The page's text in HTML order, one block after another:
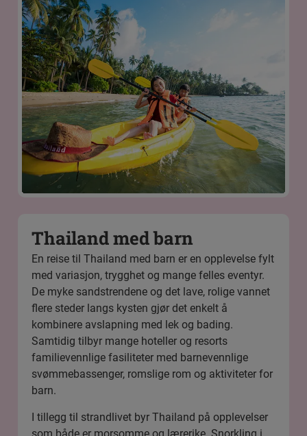
Thailand med barn
En reise til Thailand med barn er en opplevelse fylt
med variasjon, trygghet og mange felles eventyr.
De myke sandstrendene og det lave, rolige vannet
flere steder langs kysten gjør det enkelt å
kombinere avslapning med lek og bading.
Samtidig tilbyr mange hoteller og resorts
familievennlige fasiliteter med barnevennlige
svømmebassenger, romslige rom og aktiviteter for
barn.
I tillegg til strandlivet byr Thailand på opplevelser